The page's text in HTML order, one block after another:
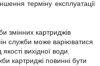
терміну експлуатації
змінних картриджів
служби може варіюватися
вихідної води.
картриджі повинні бути